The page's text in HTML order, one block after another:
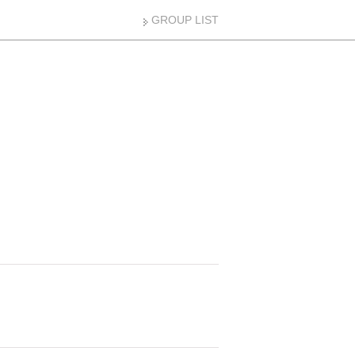
GROUP LIST